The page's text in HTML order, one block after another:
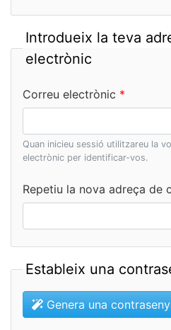
Introdueix la teva
electrònic
Correu electrònic
Quan inicieu sessió utilitzareu la
electrònic per identificar-vos.
Repetiu la nova adreça de
Estableix una
Genera una